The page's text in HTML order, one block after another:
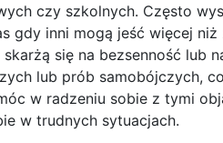
czy szkolnych. Często
gdy inni mogą jeść więcej
się na bezsenność lub
lub prób samobójczych,
w radzeniu sobie z tymi
w trudnych sytuacjach.